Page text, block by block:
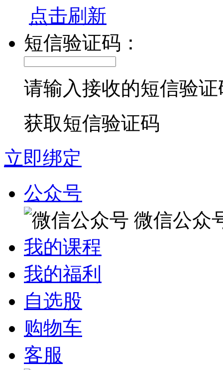
点击刷新
短信验证码：
请输入接收的短信验证
获取短信验证码
立即绑定
公众号
微信公众
我的课程
我的福利
自选股
购物车
客服